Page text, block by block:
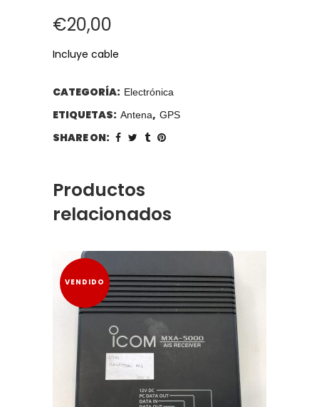
€20,00
Incluye cable
CATEGORÍA: Electrónica
ETIQUETAS: Antena, GPS
SHARE ON:
Productos
relacionados
VENDIDO